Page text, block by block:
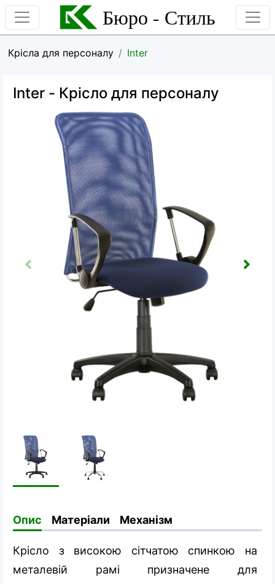
Бюро - Стиль
Крісла для персоналу Inter
Inter - Крісло для персоналу
Опис Матеріали Механізм
Крісло з високою сітчатою спинкою на
металевій рамі призначене для